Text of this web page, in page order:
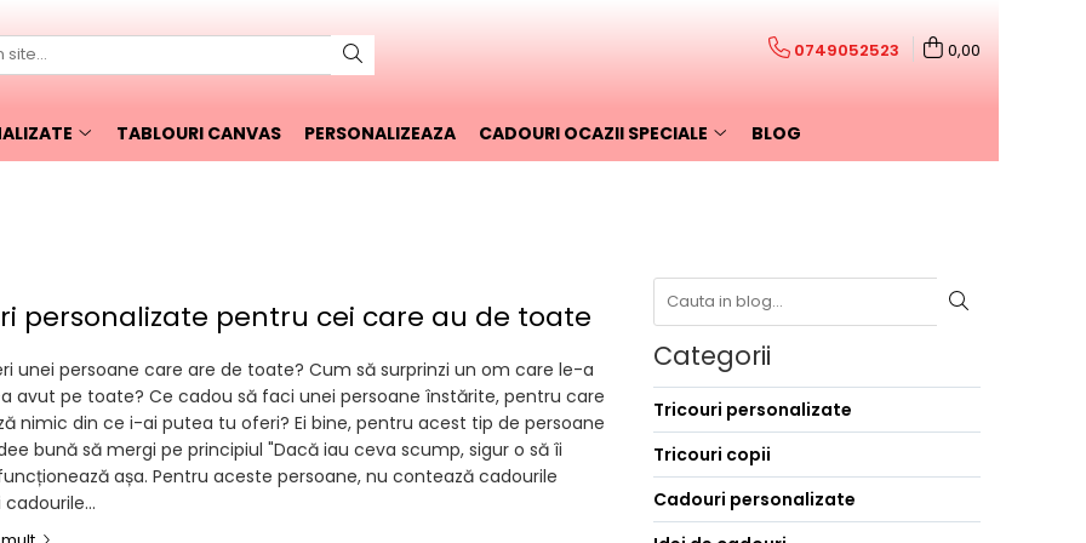
0749052523 0,00
TABLOURI CANVAS PERSONALIZEAZA CADOURI OCAZII SPECIALE BLOG
personalizate pentru cei care au de toate
unei persoane care are de toate? Cum să surprinzi un om care le-a
avut pe toate? Ce cadou să faci unei persoane înstărite, pentru care
nimic din ce i-ai putea tu oferi? Ei bine, pentru acest tip de persoane
bună să mergi pe principiul "Dacă iau ceva scump, sigur o să îi
așa. Pentru aceste persoane, nu contează cadourile
Categorii
Tricouri personalizate
Tricouri copii
Cadouri personalizate